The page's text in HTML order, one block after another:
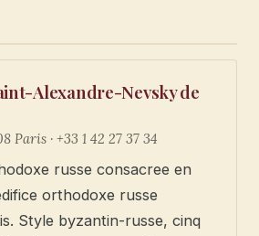
Alexandre-Nevsky de
Paris · +33 1 42 27 37 34
russe consacree en
orthodoxe russe
Style byzantin-russe, cinq